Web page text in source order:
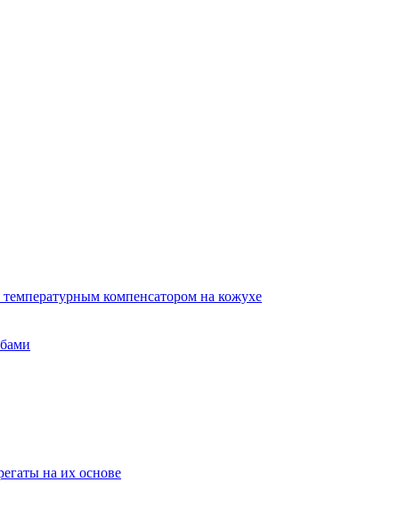
компенсатором на кожухе
на их основе